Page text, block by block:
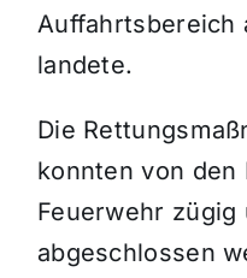
Auffahrtsbereich
landete.
Die
konnten von den
Feuerwehr
abgeschlossen